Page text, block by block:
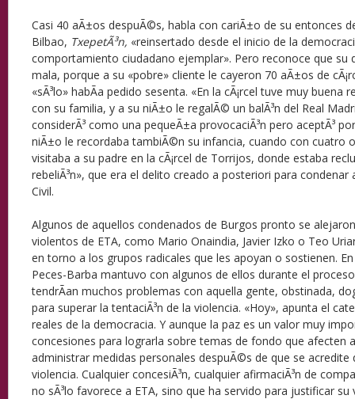
Casi 40 aÃ±os despuÃ©s, habla con cariÃ±o de su entonces
Bilbao, TxepetÃ³n, «reinsertado desde el inicio de la
comportamiento ciudadano ejemplar». Pero reconoce que su
mala, porque a su «pobre» cliente le cayeron 70 aÃ±os de
«sÃ³lo» habÃ­a pedido sesenta. «En la cÃ¡rcel tuve muy buena
con su familia, y a su niÃ±o le regalÃ© un balÃ³n del Real
considerÃ³ como una pequeÃ±a provocaciÃ³n pero aceptÃ³
niÃ±o le recordaba tambiÃ©n su infancia, cuando con cuatro
visitaba a su padre en la cÃ¡rcel de Torrijos, donde estaba
rebeliÃ³n», que era el delito creado a posteriori para condenar
Civil.
Algunos de aquellos condenados de Burgos pronto se
violentos de ETA, como Mario Onaindia, Javier Izko o Teo
en torno a los grupos radicales que les apoyan o sostienen.
Peces-Barba mantuvo con algunos de ellos durante el
tendrÃ­an muchos problemas con aquella gente, obstinada,
para superar la tentaciÃ³n de la violencia. «Hoy», apunta el
reales de la democracia. Y aunque la paz es un valor muy
concesiones para lograrla sobre temas de fondo que afecten
administrar medidas personales despuÃ©s de que se acredite
violencia. Cualquier concesiÃ³n, cualquier afirmaciÃ³n de
no sÃ³lo favorece a ETA, sino que ha servido para justificar su